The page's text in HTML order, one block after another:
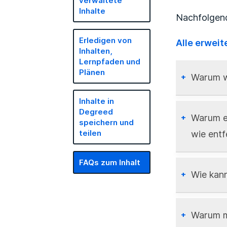
Inhalte
Erledigen von
Inhalten,
Lernpfaden und
Plänen
Inhalte in
Degreed
speichern und
teilen
FAQs zum Inhalt
Alle
Warum
Das
Warum
wie
Auf der
Wie
Über
Warum